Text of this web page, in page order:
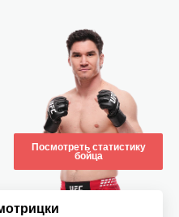
Посмотреть статистику
бойца